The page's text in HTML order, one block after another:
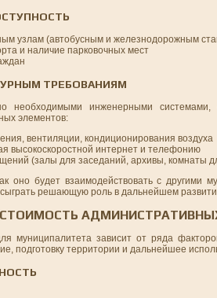
узлам (автобусным и железнодорожным
и наличие парковочных мест
ТРЕБОВАНИЯМ
инженерными системами,
элементов:
вентиляции, кондиционирования воздуха
высокоскоростной интернет и телефонию
(залы для заседаний, архивы, комнаты
оно будет взаимодействовать с другими
решающую роль в дальнейшем
муниципалитета зависит от ряда
подготовку территории и дальнейшее